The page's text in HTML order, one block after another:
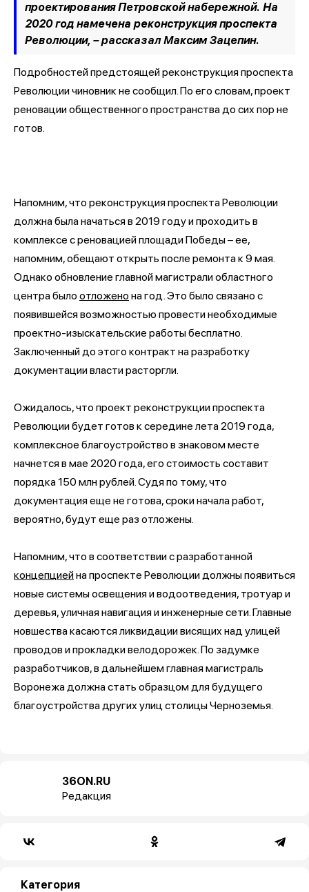
проектирования Петровской набережной. На
2020 год намечена реконструкция проспекта
Революции, – рассказал Максим Зацепин.
Подробностей предстоящей реконструкция проспекта
Революции чиновник не сообщил. По его словам, проект
реновации общественного пространства до сих пор не
готов.
Напомним, что реконструкция проспекта Революции
должна была начаться в 2019 году и проходить в
комплексе с реновацией площади Победы – ее,
напомним, обещают открыть после ремонта к 9 мая.
Однако обновление главной магистрали областного
центра было отложено на год. Это было связано с
появившейся возможностью провести необходимые
проектно-изыскательские работы бесплатно.
Заключенный до этого контракт на разработку
документации власти расторгли.
Ожидалось, что проект реконструкции проспекта
Революции будет готов к середине лета 2019 года,
комплексное благоустройство в знаковом месте
начнется в мае 2020 года, его стоимость составит
порядка 150 млн рублей. Судя по тому, что
документация еще не готова, сроки начала работ,
вероятно, будут еще раз отложены.
Напомним, что в соответствии с разработанной
концепциейна проспекте Революции должны появиться
новые системы освещения и водоотведения, тротуар и
деревья, уличная навигация и инженерные сети. Главные
новшества касаются ликвидации висящих над улицей
проводов и прокладки велодорожек. По задумке
разработчиков, в дальнейшем главная магистраль
Воронежа должна стать образцом для будущего
благоустройства других улиц столицы Черноземья.
36ON.RU
Редакция
Категория